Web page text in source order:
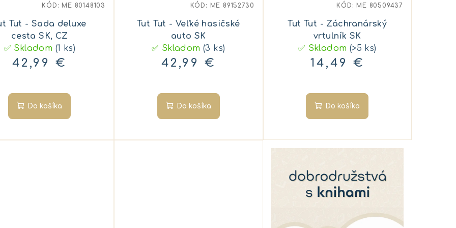
Tut - Sada deluxe
cesta SK, CZ
✅ Skladom (1 ks)
42,99 €
Do košíka
KÓD: ME 80148103
Tut Tut - Veľké hasičské
auto SK
✅ Skladom(3 ks)
42,99 €
Do košíka
KÓD: ME 89152730
Tut Tut - Záchranárský
vrtulník SK
✅ Skladom (>5 ks)
14,49 €
Do košíka
KÓD: ME 80509437